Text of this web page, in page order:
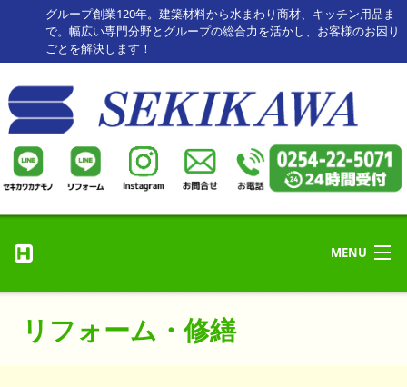
グループ創業120年。建築材料から水まわり商材、キッチン用品ま
で。幅広い専門分野とグループの総合力を活かし、お客様のお困り
ごとを解決します！
MENU
リフォーム・修理
リフォーム事例
リフォーム・修繕